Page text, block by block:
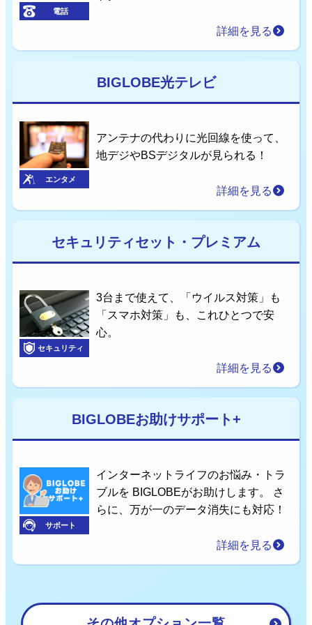
電話
詳細を見る
エンタメ
BIGLOBE光テレビ
アンテナの代わりに光回線を使って、
地デジやBSデジタルが見られる！
詳細を見る
セキュリティ
セキュリティセット・プレミアム
3台まで使えて、「ウイルス対策」も
「スマホ対策」も、これひとつで安
心。
詳細を見る
サポート
BIGLOBEお助けサポート+
インターネットライフのお悩み・トラ
ブルを BIGLOBEがお助けします。 さ
らに、万が一のデータ消失にも対応！
詳細を見る